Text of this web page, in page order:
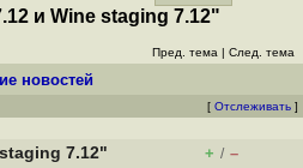
и Wine staging 7.12"
Пред. тема | След. тема
новостей
[ Отслеживать ]
7.12" + / –